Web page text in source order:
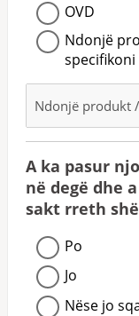
OVD
Ndonjë
specifikoni
A ka pasur njohuritë e mjaftueshme stafin
në degë dhe
sakt rreth
Po
Jo
Nëse jo